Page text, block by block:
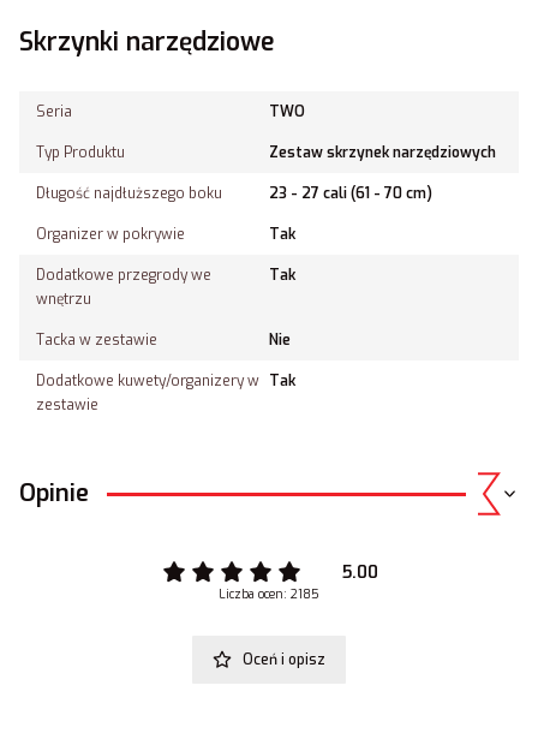
Skrzynki narzędziowe
Seria TWO
Typ Produktu Zestaw skrzynek narzędziowych
Długość najdłuższego boku 23 - 27 cali (61 - 70 cm)
Organizer w pokrywie Tak
Dodatkowe przegrody we
wnętrzu
Tak
Tacka w zestawie Nie
Dodatkowe kuwety/organizery w
zestawie
Tak
Opinie
5.00
Liczba ocen: 2185
Oceń i opisz